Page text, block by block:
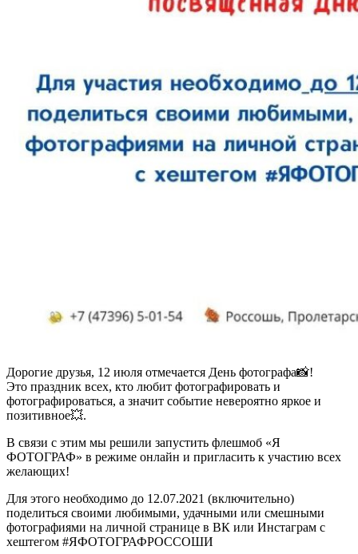
Дорогие друзья, 12 июля отмечается День фотографа📸!
Это праздник всех, кто любит фотографировать и
фотографироваться, а значит событие невероятно яркое и
позитивное💥.
В связи с этим мы решили запустить флешмоб «Я
ФОТОГРАФ» в режиме онлайн и пригласить к участию всех
желающих!
Для этого необходимо до 12.07.2021 (включительно)
поделиться своими любимыми, удачными или смешными
фотографиями на личной странице в ВК или Инстаграм с
хештегом #ЯФОТОГРАФРОССОШИ